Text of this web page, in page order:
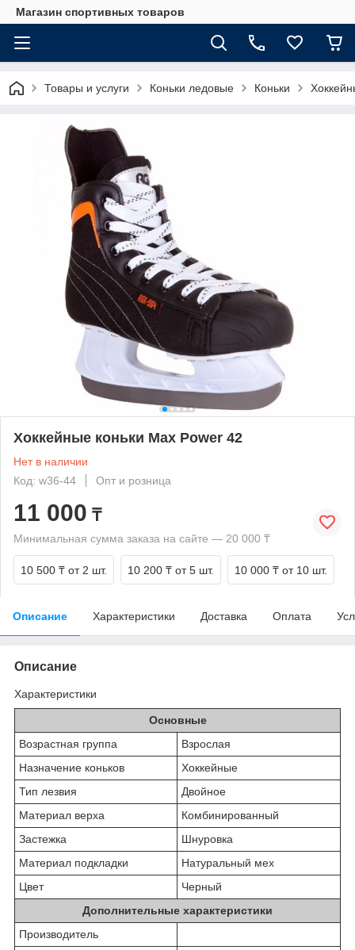
Магазин спортивных товаров
Товары и услуги Коньки ледовые Коньки
Хоккейные коньки Max Power 42
Нет в наличии
Код: w36-44
Опт и розница
11 000 ₸
Минимальная сумма заказа на сайте — 20 000 ₸
10 500 ₸ от 2 шт. 10 200 ₸ от 5 шт. 10 000 ₸ от 10 шт.
Описание Характеристики Доставка Оплата
Описание
Характеристики
Основные
Возрастная группа
Взрослая
Назначение коньков
Хоккейные
Тип лезвия
Двойное
Материал верха
Комбинированный
Застежка
Шнуровка
Материал подкладки
Натуральный мех
Цвет
Черный
Дополнительные характеристики
Производитель